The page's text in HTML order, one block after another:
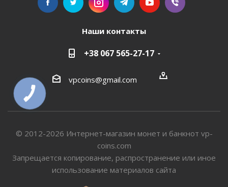
Наши контакты
+38 067 565-27-17
vpcoins@gmail.com
© 2012-2026 Интернет-магазин монет и банкнот vp-
coins.com
Запрещается копирование, распространение или иное
использование материалов сайта
КНОПКА
СВЯЗИ